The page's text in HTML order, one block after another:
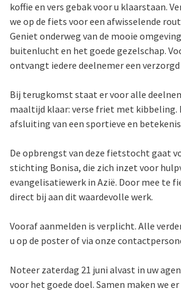
koffie en vers gebak voor u klaarstaan.
we op de fiets voor een afwisselende
Geniet onderweg van de mooie
buitenlucht en het goede gezelschap.
ontvangt iedere deelnemer een
Bij terugkomst staat er voor alle
maaltijd klaar: verse friet met kibbeling.
afsluiting van een sportieve en
De opbrengst van deze fietstocht gaat
stichting Bonisa, die zich inzet voor
evangelisatiewerk in Azië. Door mee te
direct bij aan dit waardevolle werk.
Vooraf aanmelden is verplicht. Alle
u op de poster of via onze
Noteer zaterdag 21 juni alvast in uw
voor het goede doel. Samen maken we